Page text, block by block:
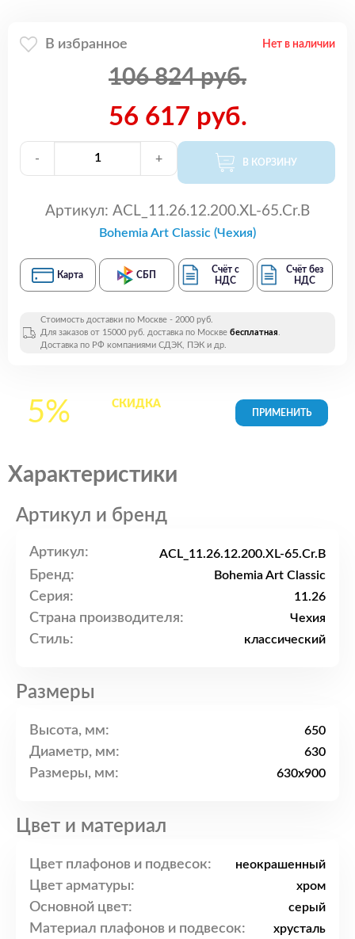
В избранное Нет в наличии
106 824 руб.
56 617 руб.
- + В КОРЗИНУ
Артикул: ACL_11.26.12.200.XL-65.Cr.B
Bohemia Art Classic (Чехия)
Карта СБП
Счёт с
НДС
Счёт без
НДС
Стоимость доставки по Москве - 2000 руб.
Для заказов от 15000 руб. доставка по Москве бесплатная.
Доставка по РФ компаниями СДЭК, ПЭК и др.
5% СКИДКАна все
Характеристики
Артикул и бренд
Артикул: ACL_11.26.12.200.XL-65.Cr.B
Бренд: Bohemia Art Classic
Серия: 11.26
Страна производителя: Чехия
Стиль: классический
Размеры
Высота, мм: 650
Диаметр, мм: 630
Размеры, мм: 630x900
Цвет и материал
Цвет плафонов и подвесок: неокрашенный
Цвет арматуры: хром
Основной цвет: серый
Материал плафонов и подвесок: хрусталь